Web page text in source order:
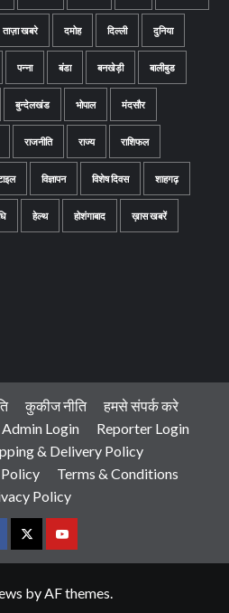
ताज़ा खबरे दमोह दिल्ली दुनिया
पन्ना बंडा बनखेड़ी बालीबुड
बुन्देलखंड भोपाल मंदसौर
राजनीति राज्य राशिफल
विज्ञापन विशेष दिवस शाहगढ़
हेल्थ होशंगाबाद ख़ास खबरें
कुकीज नीति
हमसे संपर्क करे
Admin Login
Reporter Login
& Delivery Policy
Terms & Conditions
Policy
TwitterYoutube
by AF themes.